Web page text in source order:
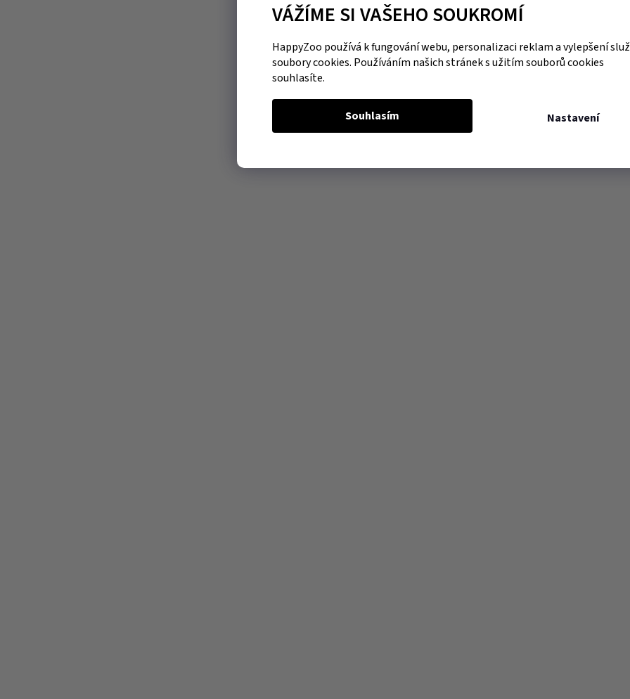
VÁŽÍME SI VAŠEHO SOUKROMÍ
HappyZoo používá k fungování webu, personalizaci reklam a vylepšení
soubory cookies. Používáním našich stránek s užitím souborů cookies
souhlasíte.
Nastavení
Souhlasím